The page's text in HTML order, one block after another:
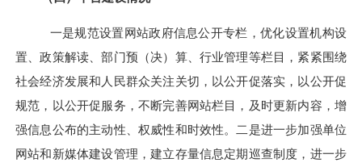
一是规范设置网站政府信息公开专栏，优化设置机构设
置、政策解读、部门预（决）算、行业管理等栏目，紧紧围绕
社会经济发展和人民群众关注关切，以公开促落实，以公开促
规范，以公开促服务，不断完善网站栏目，及时更新内容，增
强信息公布的主动性、权威性和时效性。二是进一步加强单位
网站和新媒体建设管理，建立存量信息定期巡查制度，进一步